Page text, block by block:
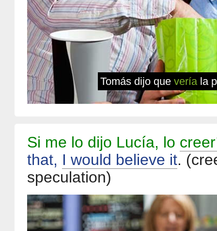
Tomás dijo que vería la
Si me lo dijo Lucía, lo
that, I would believe it.
speculation)